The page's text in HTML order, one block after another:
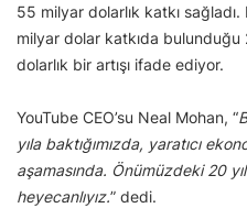
55 milyar dolarlık katkı
milyar dolar katkıda bulunduğu
dolarlık bir artışı ifade ediyor.
YouTube CEO’su Neal Mohan, “
yıla baktığımızda, yaratıcı
aşamasında. Önümüzdeki 20
heyecanlıyız.” dedi.